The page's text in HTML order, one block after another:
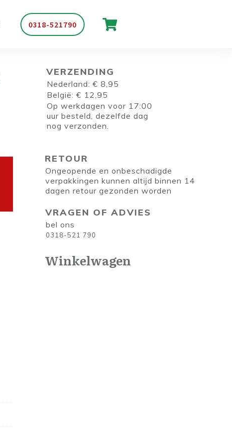
0318-521790
VERZENDING
Nederland: € 8,95
België: € 12,95
Op werkdagen voor 17:00
uur besteld, dezelfde dag
nog verzonden.
RETOUR
Ongeopende en onbeschadigde
verpakkingen kunnen altijd binnen 14
dagen retour gezonden worden
VRAGEN OF ADVIES
bel ons
0318-521 790
Winkelwagen